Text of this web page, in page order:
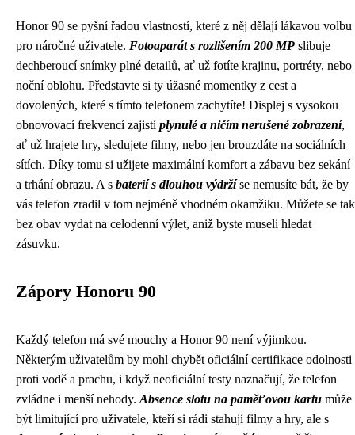
Honor 90 se pyšní řadou vlastností, které z něj dělají lákavou volbu
pro náročné uživatele. Fotoaparát s rozlišením 200 MP slibuje
dechberoucí snímky plné detailů, ať už fotíte krajinu, portréty, nebo
noční oblohu. Představte si ty úžasné momentky z cest a
dovolených, které s tímto telefonem zachytíte! Displej s vysokou
obnovovací frekvencí zajistíplynulé a ničím nerušené zobrazení,
ať už hrajete hry, sledujete filmy, nebo jen brouzdáte na sociálních
sítích. Díky tomu si užijete maximální komfort a zábavu bez sekání
a trhání obrazu. A s baterií s dlouhou výdržíse nemusíte bát, že by
vás telefon zradil v tom nejméně vhodném okamžiku. Můžete se tak
bez obav vydat na celodenní výlet, aniž byste museli hledat
zásuvku.
Zápory Honoru 90
Každý telefon má své mouchy a Honor 90 není výjimkou.
Některým uživatelům by mohl chybět oficiální certifikace odolnosti
proti vodě a prachu, i když neoficiální testy naznačují, že telefon
zvládne i menší nehody. Absence slotu na paměťovou kartu může
být limitující pro uživatele, kteří si rádi stahují filmy a hry, ale s